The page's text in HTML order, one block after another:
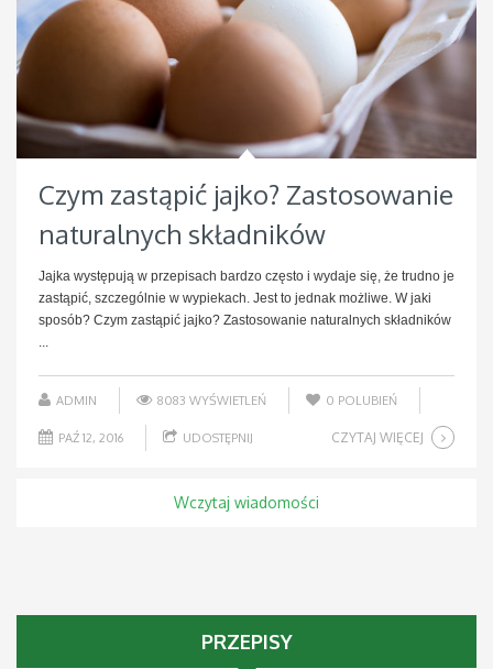
Czym zastąpić jajko? Zastosowanie
naturalnych składników
Jajka występują w przepisach bardzo często i wydaje się, że trudno je
zastąpić, szczególnie w wypiekach. Jest to jednak możliwe. W jaki
sposób? Czym zastąpić jajko? Zastosowanie naturalnych składników
...
ADMIN 8083 WYŚWIETLEŃ 0 POLUBIEŃ
PAŹ 12, 2016 UDOSTĘPNIJ CZYTAJ WIĘCEJ
Wczytaj wiadomości
PRZEPISY